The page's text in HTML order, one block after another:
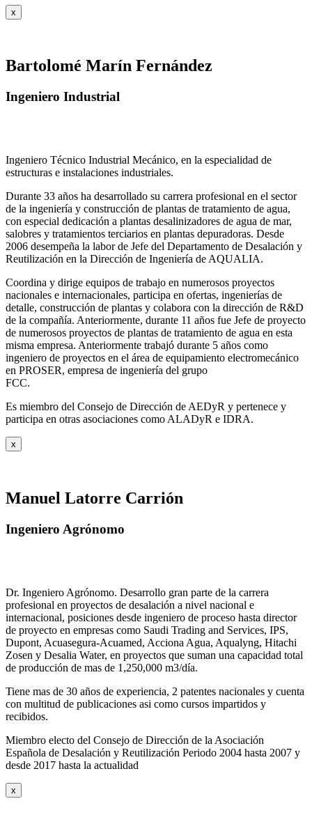
x
Bartolomé Marín Fernández
Ingeniero Industrial
Ingeniero Técnico Industrial Mecánico, en la especialidad de
estructuras e instalaciones industriales.
Durante 33 años ha desarrollado su carrera profesional en el sector
de la ingeniería y construcción de plantas de tratamiento de agua,
con especial dedicación a plantas desalinizadores de agua de mar,
salobres y tratamientos terciarios en plantas depuradoras. Desde
2006 desempeña la labor de Jefe del Departamento de Desalación y
Reutilización en la Dirección de Ingeniería de AQUALIA.
Coordina y dirige equipos de trabajo en numerosos proyectos
nacionales e internacionales, participa en ofertas, ingenierías de
detalle, construcción de plantas y colabora con la dirección de R&D
de la compañía. Anteriormente, durante 11 años fue Jefe de proyecto
de numerosos proyectos de plantas de tratamiento de agua en esta
misma empresa. Anteriormente trabajó durante 5 años como
ingeniero de proyectos en el área de equipamiento electromecánico
en PROSER, empresa de ingeniería del grupo
FCC.
Es miembro del Consejo de Dirección de AEDyR y pertenece y
participa en otras asociaciones como ALADyR e IDRA.
x
Manuel Latorre Carrión
Ingeniero Agrónomo
Dr. Ingeniero Agrónomo. Desarrollo gran parte de la carrera
profesional en proyectos de desalación a nivel nacional e
internacional, posiciones desde ingeniero de proceso hasta director
de proyecto en empresas como Saudi Trading and Services, IPS,
Dupont, Acuasegura-Acuamed, Acciona Agua, Aqualyng, Hitachi
Zosen y Desalia Water, en proyectos que suman una capacidad total
de producción de mas de 1,250,000 m3/día.
Tiene mas de 30 años de experiencia, 2 patentes nacionales y cuenta
con multitud de publicaciones asi como cursos impartidos y
recibidos.
Miembro electo del Consejo de Dirección de la Asociación
Española de Desalación y Reutilización Periodo 2004 hasta 2007 y
desde 2017 hasta la actualidad
x